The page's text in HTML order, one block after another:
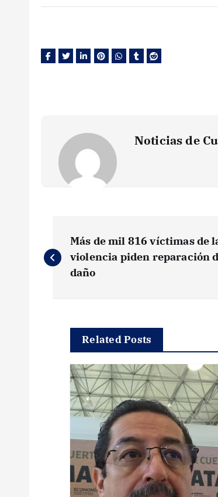
Noticias de
a
Más de mil 816 víctimas de
violencia piden reparación
daño
Related Posts